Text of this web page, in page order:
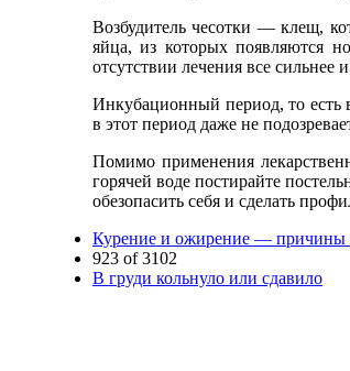
Возбудитель чесотки — клещ,
яйца, из которых появляются
отсутствии лечения все сильнее
Инкубационный период, то есть
в этот период даже не
Помимо применения
горячей воде постирайте
обезопасить себя и сделать
Курение и ожирение — причины
923 of 3102
В груди кольнуло или сдавило